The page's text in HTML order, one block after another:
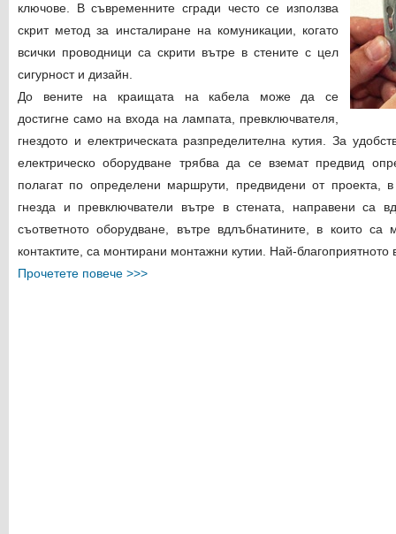
ключове. В съвременните сгради често се използва
скрит метод за инсталиране на комуникации, когато
всички проводници са скрити вътре в стените с цел
сигурност и дизайн.
До вените на краищата на кабела може да се
достигне само на входа на лампата, превключвателя,
гнездото и електрическата разпределителна кутия. За
електрическо оборудване трябва да се вземат предвид
полагат по определени маршрути, предвидени от проекта,
гнезда и превключватели вътре в стената, направени са
съответното оборудване, вътре вдлъбнатините, в които са
контактите, са монтирани монтажни кутии. Най-
Прочетете повече >>>